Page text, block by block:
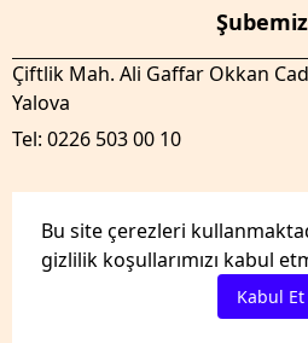
Bu site çerezleri
gizlilik koşullarımızı kabul
Kabul Et
Şubemiz
Çiftlik Mah. Ali Gaffar Okkan
Yalova
Tel: 0226 503 00 10
GenelTedaril.com Tüm